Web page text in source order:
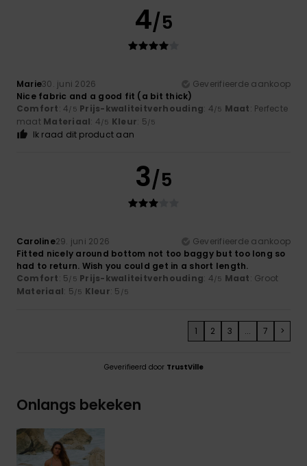
4/5
Marie30. juni 2026
Geverifieerde aankoop
Nice fabric and a good fit (a bit thick)
Comfort: 4/5 Prijs-kwaliteitverhouding: 4/5 Maat: Perfecte
maat Materiaal: 4/5 Kleur: 5/5
Ik raad dit product aan
3/5
Caroline29. juni 2026
Geverifieerde aankoop
Fitted nicely around bottom not too baggy but too long so
had to return. Wish you could get in a short length.
Comfort: 5/5 Prijs-kwaliteitverhouding: 4/5 Maat: Groot
Materiaal: 5/5 Kleur: 5 /5
1 2 3 ... 7 >
Geverifieerd door TrustVille
Onlangs bekeken